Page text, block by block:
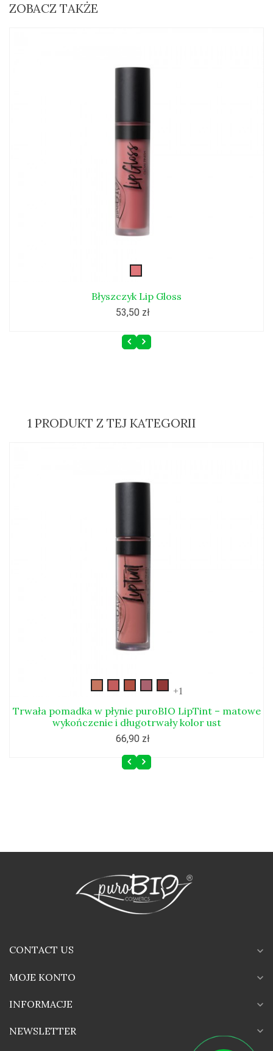
ZOBACZ TAKŻE
Błyszczyk Lip Gloss
53,50 zł
1 PRODUKT Z TEJ KATEGORII
liptint4liptint5
+1
Trwała pomadka w płynie puroBIO LipTint – matowe
wykończenie i długotrwały kolor ust
66,90 zł
CONTACT US expand_more
MOJE KONTO expand_more
INFORMACJE expand_more
NEWSLETTER expand_more